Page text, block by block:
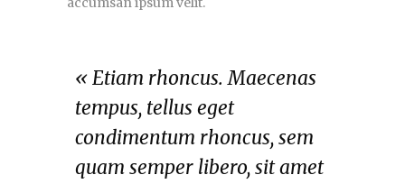
« Etiam rhoncus. Maecenas
tempus, tellus eget
condimentum rhoncus, sem
quam semper libero, sit amet